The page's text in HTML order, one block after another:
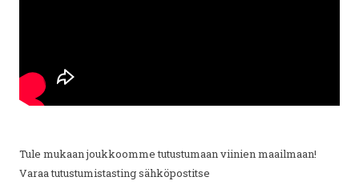
Tule mukaan joukkoomme tutustumaan viinien maailmaan!
Varaa tutustumistasting sähköpostitse